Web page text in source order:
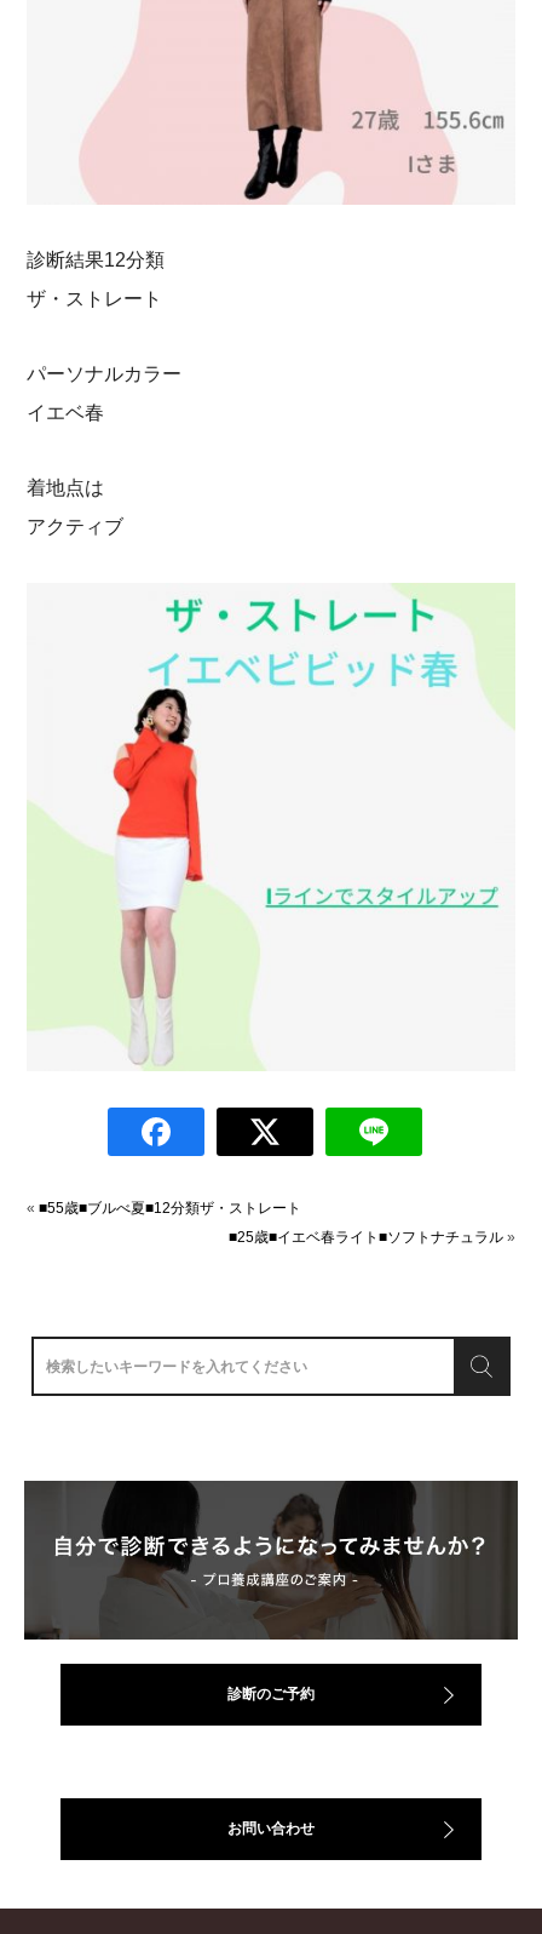
診断結果12分類
ザ・ストレート
パーソナルカラー
イエベ春
着地点は
アクティブ
«■55歳■ブルべ夏■12分類ザ・ストレート
■25歳■イエベ春ライト■ソフトナチュラル»
診断のご予約
お問い合わせ